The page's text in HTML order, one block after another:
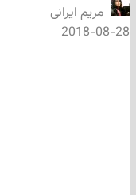
‌ مریم ایرانی
2018-08-28